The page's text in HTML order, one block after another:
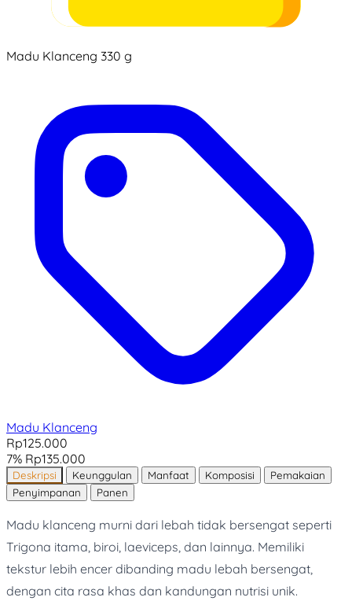
Madu Klanceng 330 g
Madu Klanceng
Rp125.000
7% Rp135.000
Deskripsi Keunggulan Manfaat Komposisi
Pemakaian
Penyimpanan
Panen
Madu klanceng murni dari lebah tidak bersengat seperti
Trigona itama, biroi, laeviceps, dan lainnya. Memiliki
tekstur lebih encer dibanding madu lebah bersengat,
dengan cita rasa khas dan kandungan nutrisi unik.